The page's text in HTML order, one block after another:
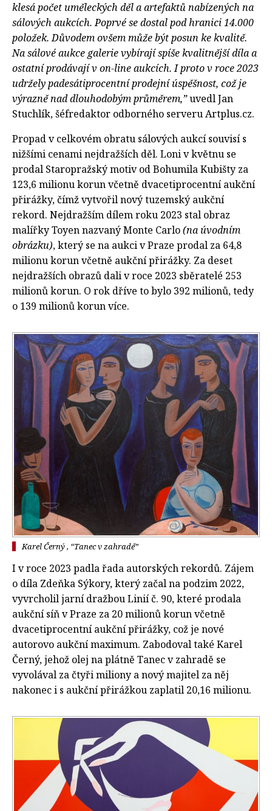
klesá počet uměleckých děl a artefaktů nabízených na
sálových aukcích. Poprvé se dostal pod hranici 14.000
položek. Důvodem ovšem může být posun ke kvalitě.
Na sálové aukce galerie vybírají spíše kvalitnější díla a
ostatní prodávají v on-line aukcích. I proto v roce 2023
udržely padesátiprocentní prodejní úspěšnost, což je
výrazně nad dlouhodobým průměrem,”uvedl Jan
Stuchlík, šéfredaktor odborného serveru Artplus.cz.
Propad v celkovém obratu sálových aukcí souvisí s
nižšími cenami nejdražších děl. Loni v květnu se
prodal Staropražský motiv od Bohumila Kubišty za
123,6 milionu korun včetně dvacetiprocentní aukční
přirážky, čímž vytvořil nový tuzemský aukční
rekord. Nejdražším dílem roku 2023 stal obraz
malířky Toyen nazvaný Monte Carlo(na úvodním
obrázku), který se na aukci v Praze prodal za 64,8
milionu korun včetně aukční přirážky. Za deset
nejdražších obrazů dali v roce 2023 sběratelé 253
milionů korun. O rok dříve to bylo 392 milionů, tedy
o 139 milionů korun více.
Karel Černý , “Tanec v zahradě”
I v roce 2023 padla řada autorských rekordů. Zájem
o díla Zdeňka Sýkory, který začal na podzim 2022,
vyvrcholil jarní dražbou Linií č. 90, které prodala
aukční síň v Praze za 20 milionů korun včetně
dvacetiprocentní aukční přirážky, což je nové
autorovo aukční maximum. Zabodoval také Karel
Černý, jehož olej na plátně Tanec v zahradě se
vyvolával za čtyři miliony a nový majitel za něj
nakonec i s aukční přirážkou zaplatil 20,16 milionu.